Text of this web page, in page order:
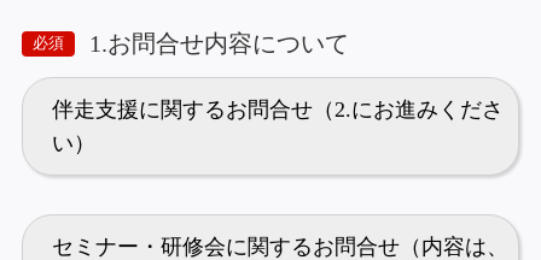
必須 1.お問合せ内容について
伴走支援に関するお問合せ（2.にお進みくださ
い）
セミナー・研修会に関するお問合せ（内容は、